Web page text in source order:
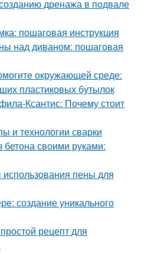
дренажа в подвале
пошаговая инструкция
над диваном: пошаговая
окружающей среде:
пластиковых бутылок
Ксантис: Почему стоит
и технологии сварки
бетона своими руками:
пены для
создание уникального
рецепт для